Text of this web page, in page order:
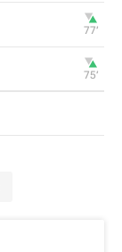
77‎’‎
75‎’‎